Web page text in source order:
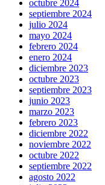
octubre 2024
septiembre 2024
julio 2024
mayo 2024
febrero 2024
enero 2024
diciembre 2023
octubre 2023
septiembre 2023
junio 2023
marzo 2023
febrero 2023
diciembre 2022
noviembre 2022
octubre 2022
septiembre 2022
agosto 2022